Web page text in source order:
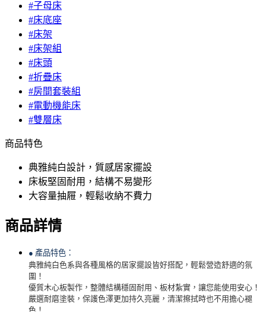
#子母床
#床底座
#床架
#床架組
#床頭
#折疊床
#房間套裝組
#電動機能床
#雙層床
商品特色
典雅純白設計，質感居家擺設
床板堅固耐用，結構不易變形
大容量抽屜，輕鬆收納不費力
商品詳情
● 產品特色：
典雅純白色系與各種風格的居家擺設皆好搭配，輕鬆營造舒適的氛
圍！
優質木心板製作，整體結構穩固耐用、板材紮實，讓您能使用安心！
嚴選耐磨塗裝，保護色澤更加持久亮麗，清潔擦拭時也不用擔心褪
色！